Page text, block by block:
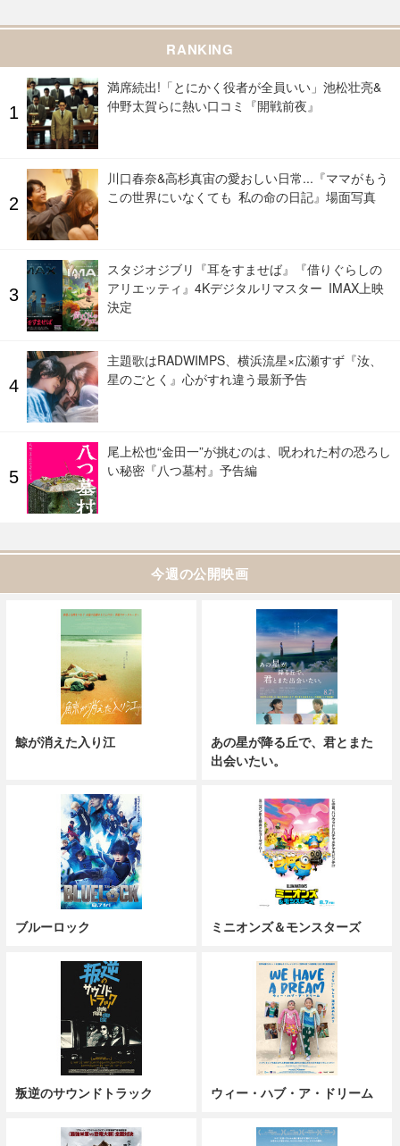
RANKING
満席続出!「とにかく役者が全員いい」池松壮亮&
仲野太賀らに熱い口コミ『開戦前夜』
川口春奈&高杉真宙の愛おしい日常...『ママがもう
この世界にいなくても 私の命の日記』場面写真
スタジオジブリ『耳をすませば』『借りぐらしの
アリエッティ』4Kデジタルリマスター IMAX上映
決定
主題歌はRADWIMPS、横浜流星×広瀬すず『汝、
星のごとく』心がすれ違う最新予告
尾上松也“金田一”が挑むのは、呪われた村の恐ろし
い秘密『八つ墓村』予告編
今週の公開映画
鯨が消えた入り江
あの星が降る丘で、君とまた
出会いたい。
ブルーロック ミニオンズ＆モンスターズ
叛逆のサウンドトラック ウィー・ハブ・ア・ドリーム